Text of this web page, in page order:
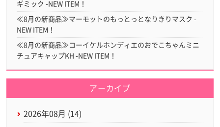
ギミック -NEW ITEM！
≪8月の新商品≫マーモットのもっとっとなりきりマスク -
NEW ITEM！
≪8月の新商品≫コーイケルホンディエのおでこちゃんミニ
チュアキャップKH -NEW ITEM！
アーカイブ
2026年08月 (14)